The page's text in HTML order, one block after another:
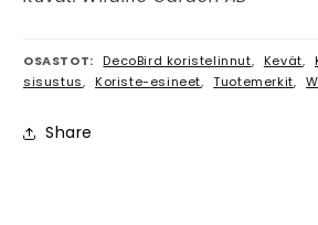
OSASTOT: DecoBird koristelinnut, Kevät,
sisustus, Koriste-esineet, Tuotemerkit,
Share